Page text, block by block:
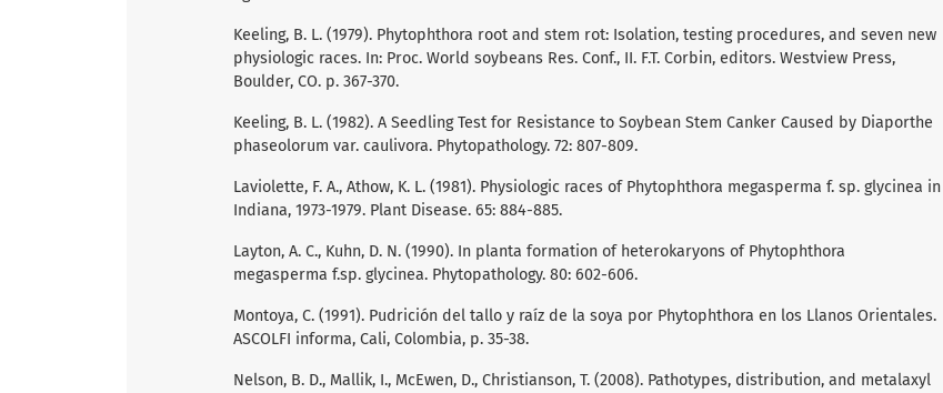
Keeling, B. L. (1979). Phytophthora root and stem rot: Isolation, testing procedures, and seven new
physiologic races. In: Proc. World soybeans Res. Conf., II. F.T. Corbin, editors. Westview Press,
Boulder, CO. p. 367-370.
Keeling, B. L. (1982). A Seedling Test for Resistance to Soybean Stem Canker Caused by Diaporthe
phaseolorum var. caulivora. Phytopathology. 72: 807-809.
Laviolette, F. A., Athow, K. L. (1981). Physiologic races of Phytophthora megasperma f. sp. glycinea in
Indiana, 1973-1979. Plant Disease. 65: 884-885.
Layton, A. C., Kuhn, D. N. (1990). In planta formation of heterokaryons of Phytophthora
megasperma f.sp. glycinea. Phytopathology. 80: 602-606.
Montoya, C. (1991). Pudrición del tallo y raíz de la soya por Phytophthora en los Llanos Orientales.
ASCOLFI informa, Cali, Colombia, p. 35-38.
Nelson, B. D., Mallik, I., McEwen, D., Christianson, T. (2008). Pathotypes, distribution, and metalaxyl